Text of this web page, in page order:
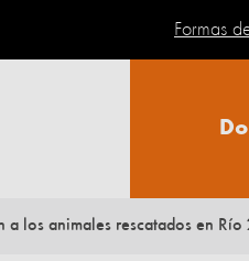
Formas
los animales rescatados en Río